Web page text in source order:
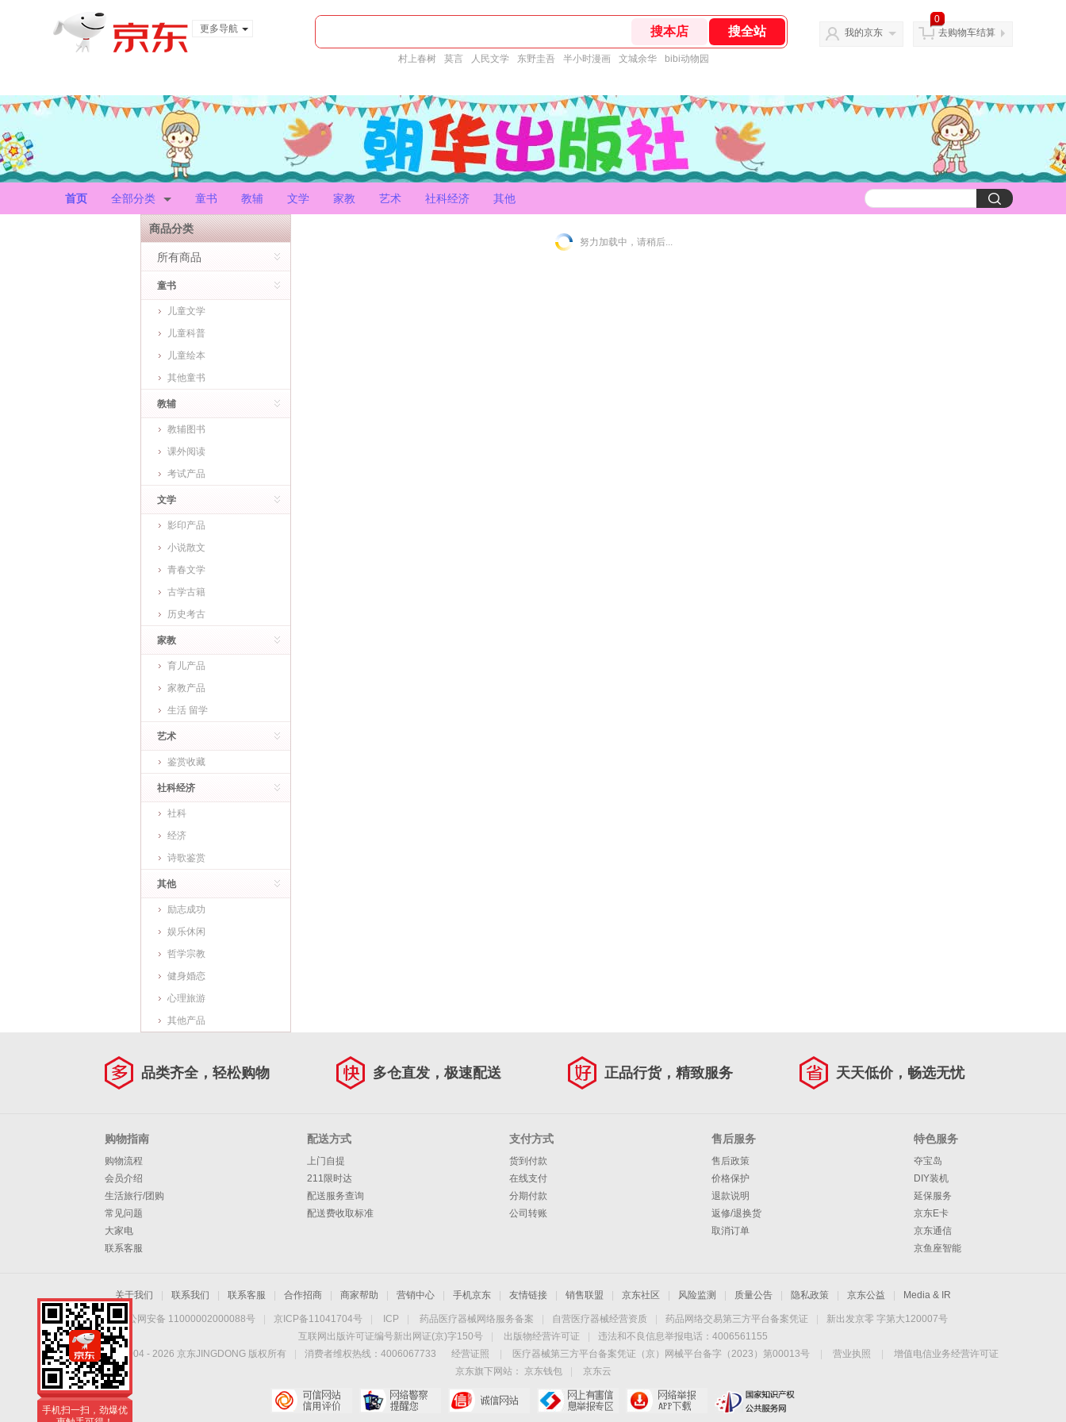
更多导航
村上春树 莫言 人民文学 东野圭吾 半小时漫画 文城余华 bibi动物园
我的京东
0
去购物车结算
首页 全部分类 童书 教辅 文学 家教 艺术 社科经济 其他
商品分类
所有商品
童书
儿童文学
儿童科普
儿童绘本
其他童书
教辅
教辅图书
课外阅读
考试产品
文学
影印产品
小说散文
青春文学
古学古籍
历史考古
家教
育儿产品
家教产品
生活 留学
艺术
鉴赏收藏
社科经济
社科
经济
诗歌鉴赏
其他
励志成功
娱乐休闲
哲学宗教
健身婚恋
心理旅游
其他产品
努力加载中，请稍后...
品类齐全，轻松购物 多仓直发，极速配送 正品行货，精致服务 天天低价，畅选无忧
购物指南
购物流程
会员介绍
生活旅行/团购
常见问题
大家电
联系客服
配送方式
上门自提
211限时达
配送服务查询
配送费收取标准
支付方式
货到付款
在线支付
分期付款
公司转账
售后服务
售后政策
价格保护
退款说明
返修/退换货
取消订单
特色服务
夺宝岛
DIY装机
延保服务
京东E卡
京东通信
京鱼座智能
关于我们 联系我们 联系客服 合作招商 商家帮助 营销中心 手机京东 友情链接 销售联盟 京东社区 风险监测 质量公告 隐私政策 京东公益 Media & IR
京公网安备 11000002000088号 京ICP备11041704号 ICP 药品医疗器械网络服务备案 自营医疗器械经营资质 药品网络交易第三方平台备案凭证
新出发京零 字第大120007号
互联网出版许可证编号新出网证(京)字150号
出版物经营许可证
违法和不良信息举报电话：4006561155
Copyright © 2004 - 2026 京东JINGDONG 版权所有 消费者维权热线：4006067733 经营证照 医疗器械第三方平台备案凭证（京）网械平台备字（2023）第00013号 营业执照
增值电信业务经营许可证
京东旗下网站：
京东钱包
京东云
手机扫一扫，劲爆优
惠触手可得！
手机扫一扫，劲爆优